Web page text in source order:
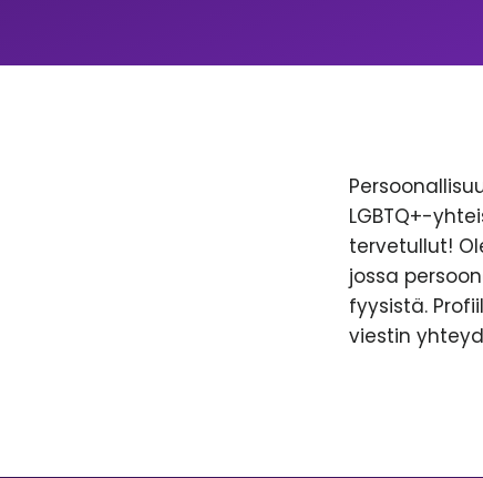
LGBTQ+-
tervetullut!
jossa
fyysistä.
viestin